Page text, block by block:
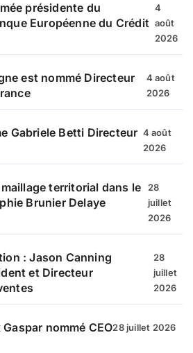
présidente du
Européenne du Crédit
4
août
2026
est nommé Directeur
4 août
2026
Gabriele Betti Directeur 4 août
2026
territorial dans le
Brunier Delaye
28
juillet
2026
: Jason Canning
et Directeur
28
juillet
2026
nommé CEO28 juillet 2026